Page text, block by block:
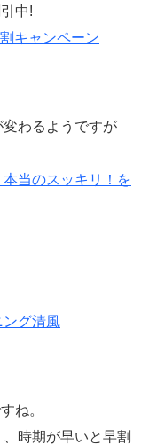
中!
キャンペーン
変わるようですが
本当のスッキリ！を
ング清風
ね。
時期が早いと早割